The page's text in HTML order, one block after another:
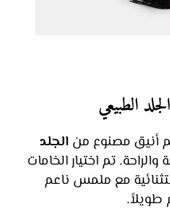
الطبيعي
أنيق مصنوع من الجلد
تم اختيار الخامات
مع ملمس ناعم
طويلاً.